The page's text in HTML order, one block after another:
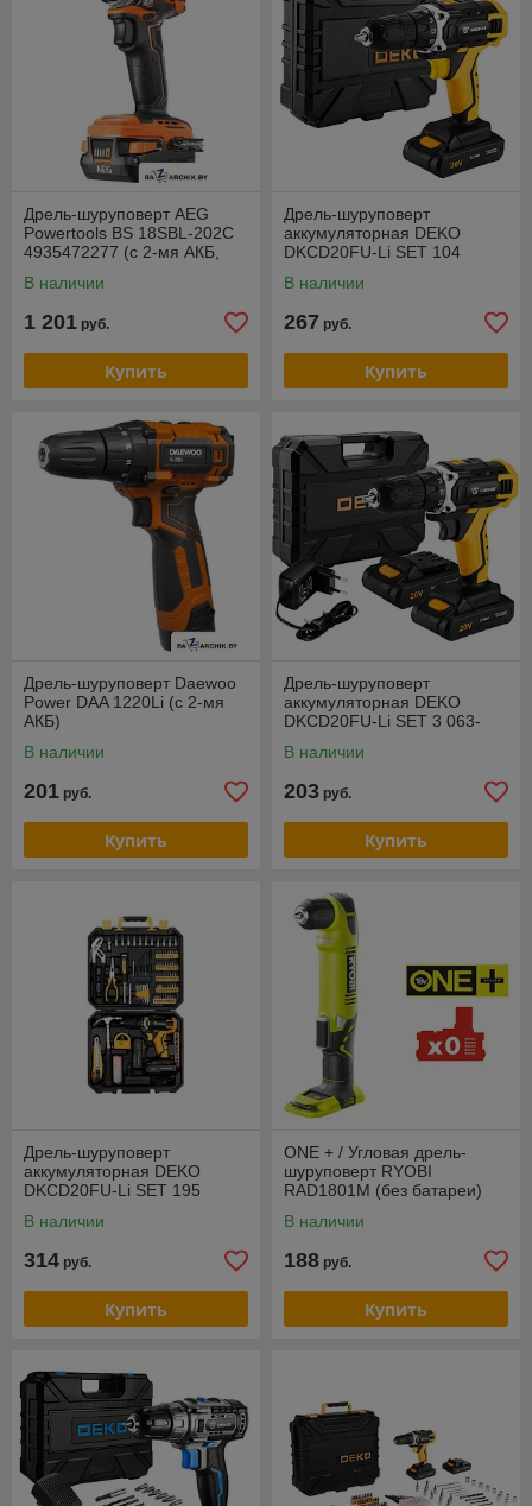
Дрель-шуруповерт AEG
Powertools BS 18SBL-202C
4935472277 (с 2-мя АКБ,
В наличии
1 201 руб.
Купить
Дрель-шуруповерт
аккумуляторная DEKO
DKCD20FU-Li SET 104
В наличии
267 руб.
Купить
Дрель-шуруповерт Daewoo
Power DAA 1220Li (с 2-мя
АКБ)
В наличии
201 руб.
Купить
Дрель-шуруповерт
аккумуляторная DEKO
DKCD20FU-Li SET 3 063-
В наличии
203 руб.
Купить
Дрель-шуруповерт
аккумуляторная DEKO
DKCD20FU-Li SET 195
В наличии
314 руб.
Купить
ONE + / Угловая дрель-
шуруповерт RYOBI
RAD1801M (без батареи)
В наличии
188 руб.
Купить